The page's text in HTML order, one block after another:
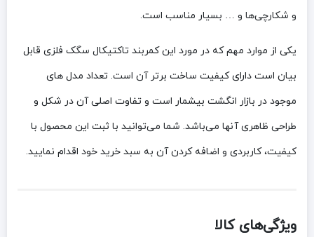
و شکارچی‌ها و … بسیار مناسب است.
یکی از موارد مهم که در مورد این کمربند تاکتیکال سگک فلزی قابل
بیان است دارای کیفیت ساخت برتر آن است. تعداد مدل های
موجود در بازار انگشت بیشمار است و تفاوت اصلی آن در شکل و
طراحی ظاهری آنها می‌باشد. شما می‌توانید با ثبت این محصول با
کیفیت، کاربردی و اضافه کردن آن به سبد خرید خود اقدام نمایید.
ویژگی‌های کالا